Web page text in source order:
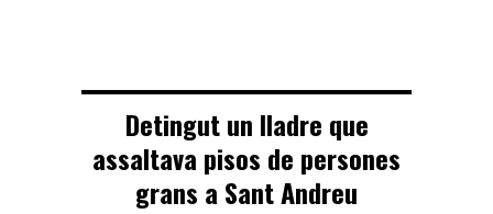
Detingut un lladre que
assaltava pisos de persones
grans a Sant Andreu